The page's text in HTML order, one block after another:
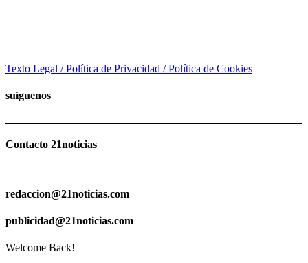
Texto Legal / Política de Privacidad / Política de Cookies
suíguenos
Contacto 21noticias
redaccion@21noticias.com
publicidad@21noticias.com
Welcome Back!